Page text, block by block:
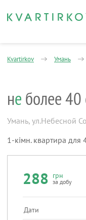
Kvartirkov Умань
неболее
Умань, ул.Небесной
1-кімн. квартира для
288 грн
за добу
Дати